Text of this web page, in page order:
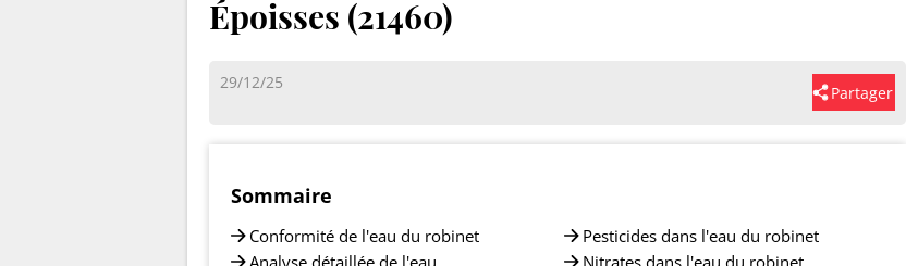
Époisses (21460)
29/12/25
Partager
Sommaire
Conformité de l'eau du robinet
Analyse détaillée de l'eau
Pesticides dans l'eau du robinet
Nitrates dans l'eau du robinet